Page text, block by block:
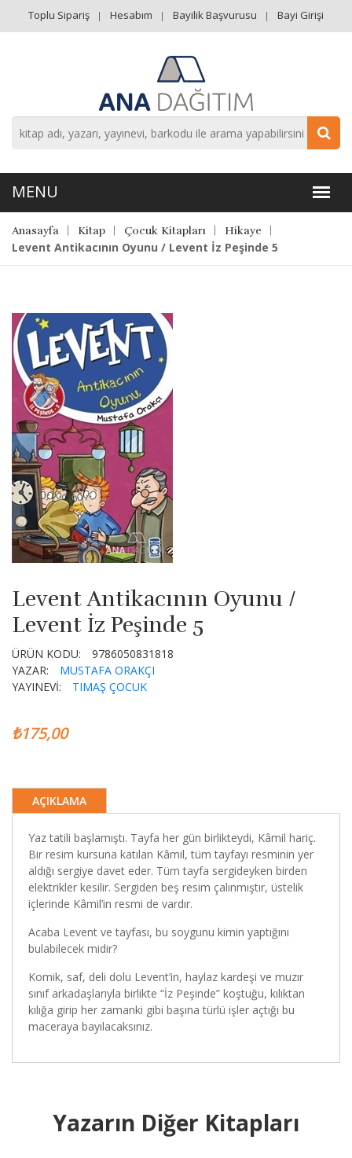
Toplu Sipariş Hesabım Bayilik Başvurusu Bayi Girişi
Anasayfa Kitap Çocuk Kitapları Hikaye
Levent Antikacının Oyunu / Levent İz Peşinde 5
Levent Antikacının Oyunu /
Levent İz Peşinde 5
ÜRÜN KODU:
9786050831818
YAZAR:
MUSTAFA ORAKÇI
YAYINEVİ:
TIMAŞ ÇOCUK
₺175,00
AÇIKLAMA
Yaz tatili başlamıştı. Tayfa her gün birlikteydi, Kâmil hariç.
Bir resim kursuna katılan Kâmil, tüm tayfayı resminin yer
aldığı sergiye davet eder. Tüm tayfa sergideyken birden
elektrikler kesilir. Sergiden beş resim çalınmıştır, üstelik
içlerinde Kâmil’in resmi de vardır.
Acaba Levent ve tayfası, bu soygunu kimin yaptığını
bulabilecek midir?
Komik, saf, deli dolu Levent’in, haylaz kardeşi ve muzır
sınıf arkadaşlarıyla birlikte “İz Peşinde” koştuğu, kılıktan
kılığa girip her zamanki gibi başına türlü işler açtığı bu
maceraya bayılacaksınız.
Yazarın Diğer Kitapları